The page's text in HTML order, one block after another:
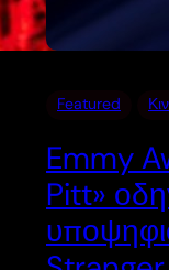
Featured
Emmy
Pitt»